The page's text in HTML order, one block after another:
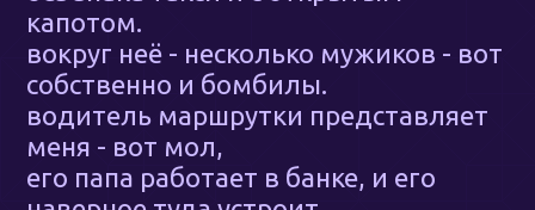
капотом.
вокруг неё - несколько мужиков - вот
собственно и бомбилы.
водитель маршрутки представляет
меня - вот мол,
его папа работает в банке, и его